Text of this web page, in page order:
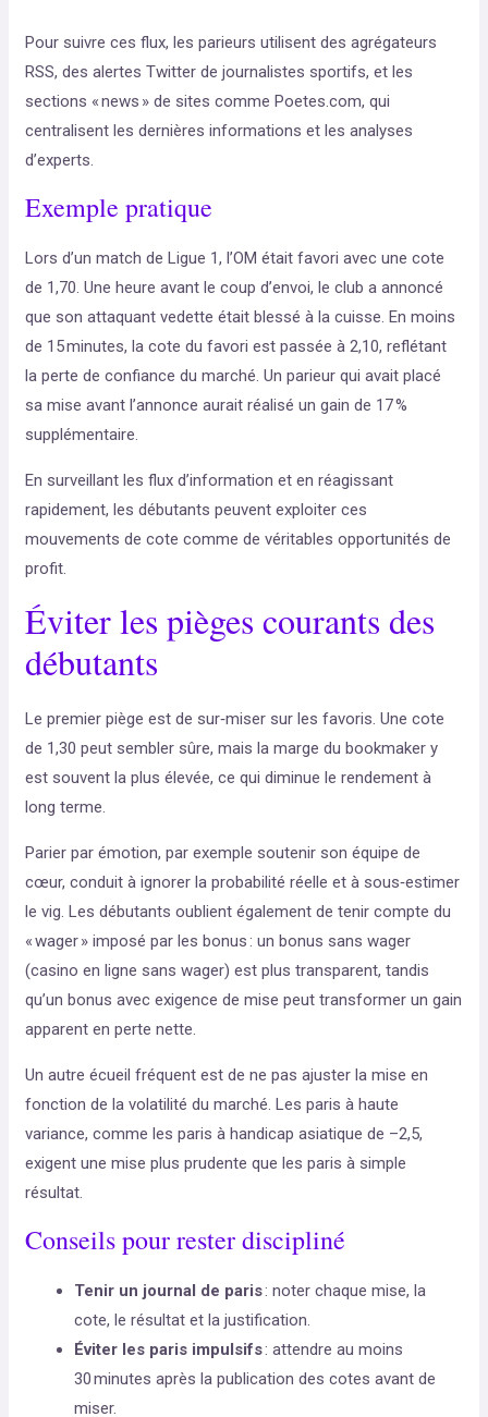
Pour suivre ces flux, les parieurs utilisent des agrégateurs
RSS, des alertes Twitter de journalistes sportifs, et les
sections « news » de sites comme Poetes.com, qui
centralisent les dernières informations et les analyses
d’experts.
Exemple pratique
Lors d’un match de Ligue 1, l’OM était favori avec une cote
de 1,70. Une heure avant le coup d’envoi, le club a annoncé
que son attaquant vedette était blessé à la cuisse. En moins
de 15 minutes, la cote du favori est passée à 2,10, reflétant
la perte de confiance du marché. Un parieur qui avait placé
sa mise avant l’annonce aurait réalisé un gain de 17 %
supplémentaire.
En surveillant les flux d’information et en réagissant
rapidement, les débutants peuvent exploiter ces
mouvements de cote comme de véritables opportunités de
profit.
Éviter les pièges courants des
débutants
Le premier piège est de sur‑miser sur les favoris. Une cote
de 1,30 peut sembler sûre, mais la marge du bookmaker y
est souvent la plus élevée, ce qui diminue le rendement à
long terme.
Parier par émotion, par exemple soutenir son équipe de
cœur, conduit à ignorer la probabilité réelle et à sous‑estimer
le vig. Les débutants oublient également de tenir compte du
« wager » imposé par les bonus : un bonus sans wager
(casino en ligne sans wager) est plus transparent, tandis
qu’un bonus avec exigence de mise peut transformer un gain
apparent en perte nette.
Un autre écueil fréquent est de ne pas ajuster la mise en
fonction de la volatilité du marché. Les paris à haute
variance, comme les paris à handicap asiatique de –2,5,
exigent une mise plus prudente que les paris à simple
résultat.
Conseils pour rester discipliné
Tenir un journal de paris: noter chaque mise, la
cote, le résultat et la justification.
Éviter les paris impulsifs: attendre au moins
30 minutes après la publication des cotes avant de
miser.